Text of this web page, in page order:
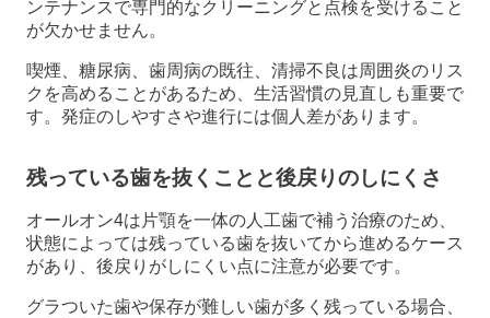
ンテナンスで専門的なクリーニングと点検を受けること
が欠かせません。
喫煙、糖尿病、歯周病の既往、清掃不良は周囲炎のリス
クを高めることがあるため、生活習慣の見直しも重要で
す。発症のしやすさや進行には個人差があります。
残っている歯を抜くことと後戻りのしにくさ
オールオン4は片顎を一体の人工歯で補う治療のため、
状態によっては残っている歯を抜いてから進めるケース
があり、後戻りがしにくい点に注意が必要です。
グラついた歯や保存が難しい歯が多く残っている場合、